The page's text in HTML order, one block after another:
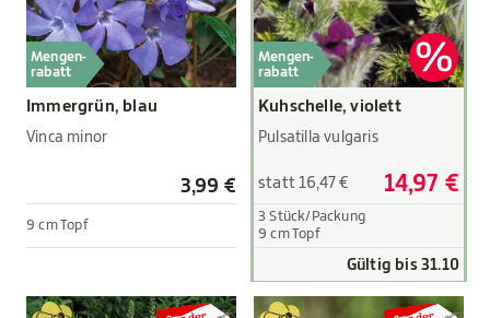
Mengen-
rabatt
Immergrün, blau
Vinca minor
3,99 €
9 cm Topf
Mengen-
rabatt
Kuhschelle, violett
Pulsatilla vulgaris
statt 16,47 € 14,97 €
3 Stück/Packung
9 cm Topf
Gültig bis 31.10